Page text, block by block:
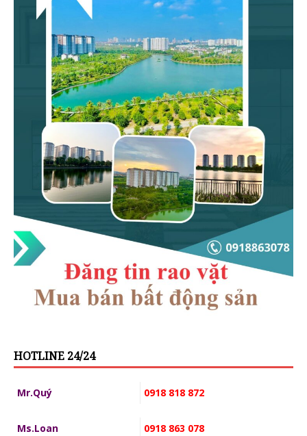
HOTLINE 24/24
Mr.Quý 0918 818 872
Ms.Loan 0918 863 078